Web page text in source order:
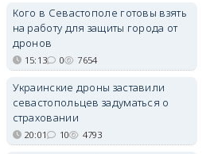
Кого в Севастополе готовы взять
на работу для защиты города от
дронов
15:13 0 7654
Украинские дроны заставили
севастопольцев задуматься о
страховании
20:01 10 4793